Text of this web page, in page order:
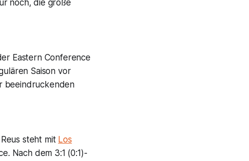
noch, die große
Eastern Conference
Saison vor
beeindruckenden
steht mit Los
Nach dem 3:1 (0:1)-